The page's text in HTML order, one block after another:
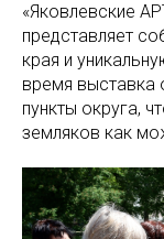
«Яковлевские
представляет
края и
время выставка
пункты округа,
земляков как